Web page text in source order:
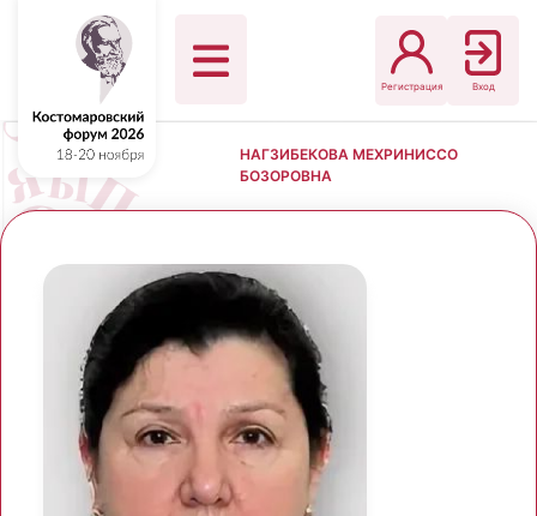
Регистрация Вход
НАГЗИБЕКОВА МЕХРИНИССО
БОЗОРОВНА